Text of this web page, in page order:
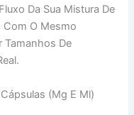
Da Sua Mistura De
Com O Mesmo
Tamanhos De
(mg E Ml)